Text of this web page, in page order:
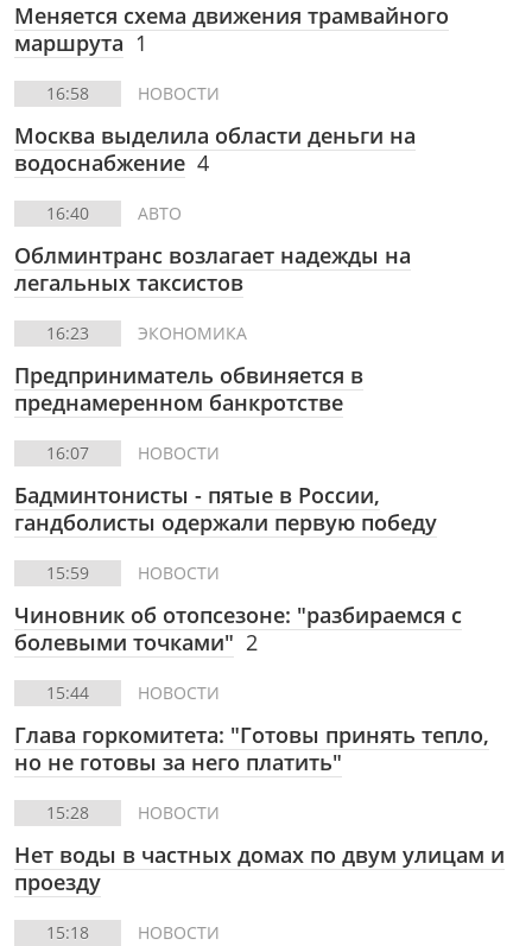
Меняется схема движения трамвайного
маршрута 1
16:58 НОВОСТИ
Москва выделила области деньги на
водоснабжение 4
16:40 АВТО
Облминтранс возлагает надежды на
легальных таксистов
16:23 ЭКОНОМИКА
Предприниматель обвиняется в
преднамеренном банкротстве
16:07 НОВОСТИ
Бадминтонисты - пятые в России,
гандболисты одержали первую победу
15:59 НОВОСТИ
Чиновник об отопсезоне: "разбираемся с
болевыми точками" 2
15:44 НОВОСТИ
Глава горкомитета: "Готовы принять тепло,
но не готовы за него платить"
15:28 НОВОСТИ
Нет воды в частных домах по двум улицам и
проезду
15:18 НОВОСТИ